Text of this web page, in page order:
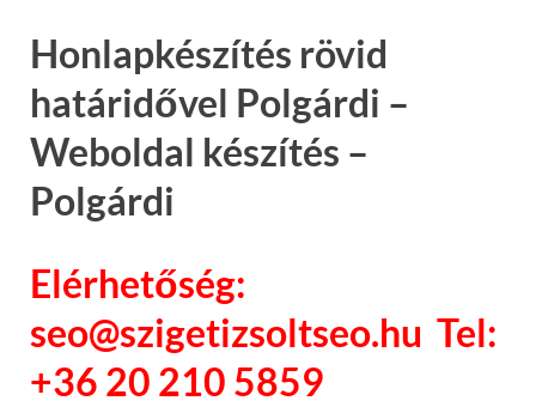
Honlapkészítés rövid
határidővel Polgárdi –
Weboldal készítés –
Polgárdi
Elérhetőség:
seo@szigetizsoltseo.hu Tel:
+36 20 210 5859